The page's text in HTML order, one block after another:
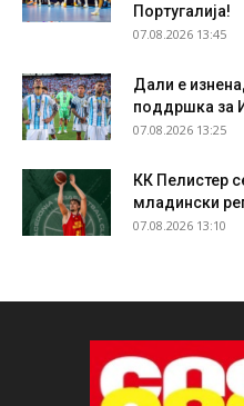
Португалија!
07.08.2026 13:45
Дали е
поддршка за
07.08.2026 13:25
КК Пелистер
младински
07.08.2026 13:10